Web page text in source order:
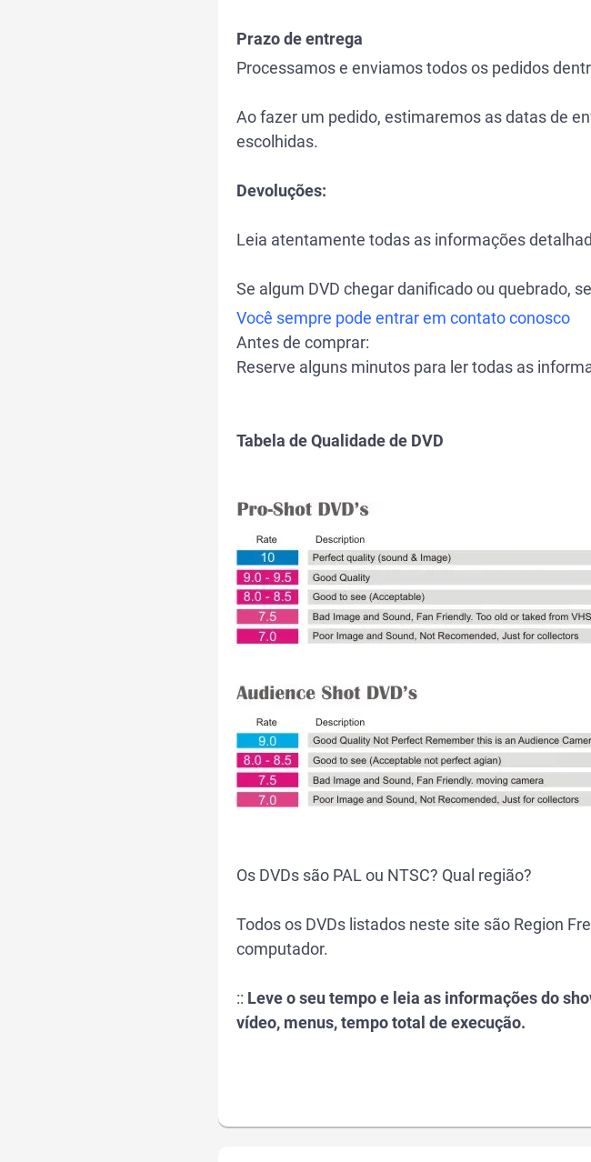
Prazo de entrega
Processamos e enviamos todos os pedidos
Ao fazer um pedido, estimaremos as datas de
escolhidas.
Devoluções:
Leia atentamente todas as informações
Se algum DVD chegar danificado ou quebrado,
Você sempre pode entrar em contato conosco
Antes de comprar:
Reserve alguns minutos para ler todas as
Tabela de Qualidade de DVD
Os DVDs são PAL ou NTSC? Qual região?
Todos os DVDs listados neste site são Region
computador.
:: Leve o seu tempo e leia as informações do
vídeo, menus, tempo total de execução.